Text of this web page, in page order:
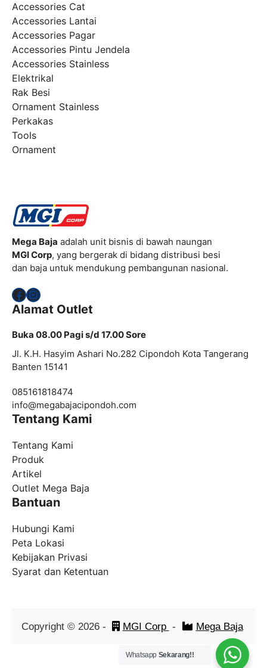
Accessories Cat
Accessories Lantai
Accessories Pagar
Accessories Pintu Jendela
Accessories Stainless
Elektrikal
Rak Besi
Ornament Stainless
Perkakas
Tools
Ornament
Mega Baja adalah unit bisnis di bawah naungan
MGI Corp, yang bergerak di bidang distribusi besi
dan baja untuk mendukung pembangunan nasional.
Facebook
Instagram
Alamat Outlet
Buka 08.00 Pagi s/d 17.00 Sore
Jl. K.H. Hasyim Ashari No.282 Cipondoh Kota Tangerang
Banten 15141
085161818474
info@megabajacipondoh.com
Tentang Kami
Tentang Kami
Produk
Artikel
Outlet Mega Baja
Bantuan
Hubungi Kami
Peta Lokasi
Kebijakan Privasi
Syarat dan Ketentuan
Copyright © 2026- MGI Corp - Mega Baja
Whatsapp Sekarang!!